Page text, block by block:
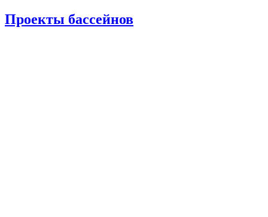
Проекты бассейнов